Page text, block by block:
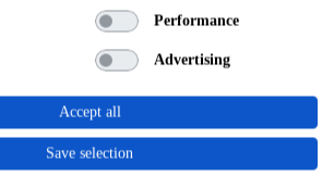
sogar Schildkröten, Rochen oder auch
von der
Westküste oder denPrivatinseln
Örtchen West End oder von den Privatinseln
Key. Alternativ werden von lokalen
zu den schönsten Schnorchelplätzen
Performance
Advertising
Accept all
Save selection